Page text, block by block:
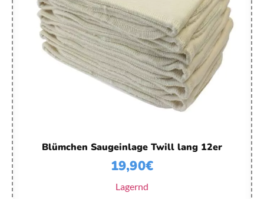
Blümchen Saugeinlage Twill lang 12er
19,90€
Lagernd